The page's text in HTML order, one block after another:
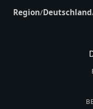
Region/Deutschland